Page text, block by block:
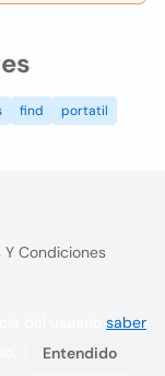
find
portatil
Y Condiciones
saber
Entendido